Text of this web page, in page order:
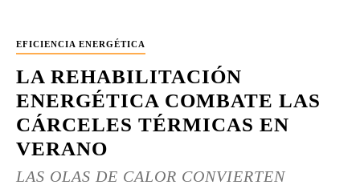
EFICIENCIA ENERGÉTICA
LA REHABILITACIÓN
ENERGÉTICA COMBATE LAS
CÁRCELES TÉRMICAS EN
VERANO
LAS OLAS DE CALOR CONVIERTEN